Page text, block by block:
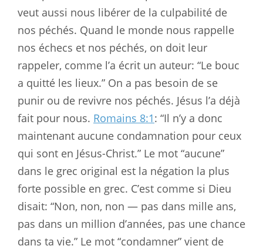
veut aussi nous libérer de la culpabilité de
nos péchés. Quand le monde nous rappelle
nos échecs et nos péchés, on doit leur
rappeler, comme l’a écrit un auteur: “Le bouc
a quitté les lieux.” On a pas besoin de se
punir ou de revivre nos péchés. Jésus l’a déjà
fait pour nous. Romains 8:1: “Il n’y a donc
maintenant aucune condamnation pour ceux
qui sont en Jésus-Christ.” Le mot “aucune”
dans le grec original est la négation la plus
forte possible en grec. C’est comme si Dieu
disait: “Non, non, non — pas dans mille ans,
pas dans un million d’années, pas une chance
dans ta vie.” Le mot “condamner” vient de